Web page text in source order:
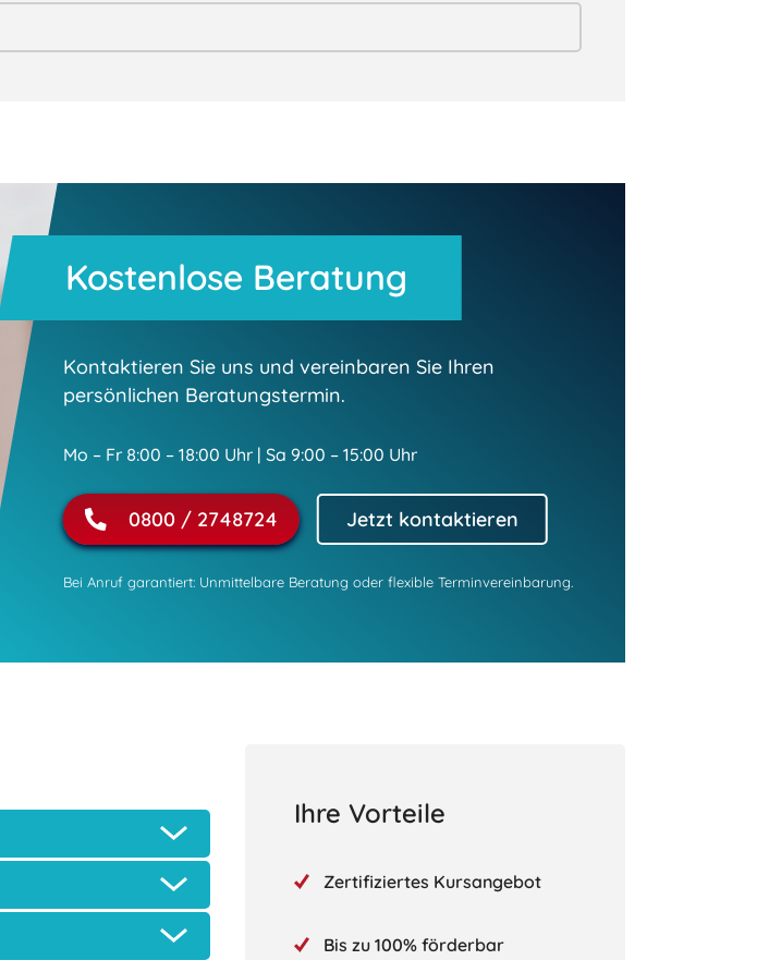
Kostenlose Beratung
Kontaktieren Sie uns und vereinbaren Sie Ihren
persönlichen Beratungstermin.
Mo – Fr 8:00 – 18:00 Uhr | Sa 9:00 – 15:00 Uhr
0800 / 2748724 Jetzt kontaktieren
Bei Anruf garantiert: Unmittelbare Beratung oder flexible Terminvereinbarung.
Ihre Vorteile
Zertifiziertes Kursangebot
Bis zu 100% förderbar